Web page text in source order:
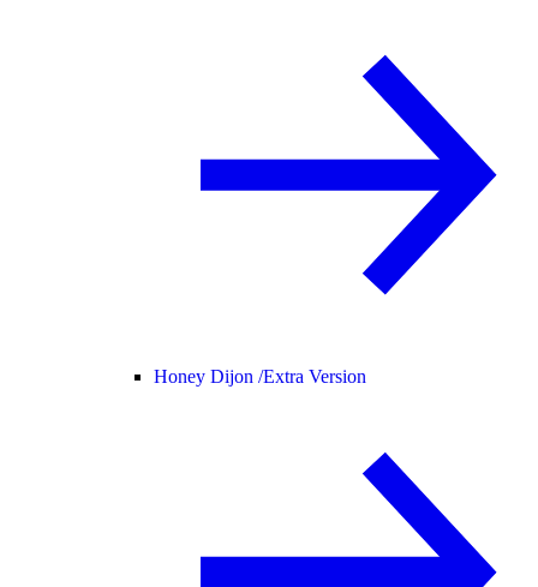
Honey Dijon /Extra Version